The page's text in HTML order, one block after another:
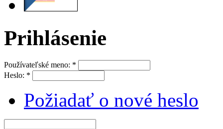
Prihlásenie
Používateľské meno: *
Heslo: *
Požiadať o nové heslo